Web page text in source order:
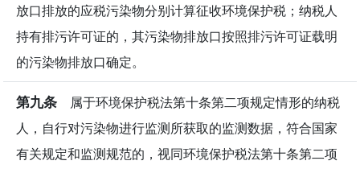
放口排放的应税污染物分别计算征收环境保护税；纳税人
持有排污许可证的，其污染物排放口按照排污许可证载明
的污染物排放口确定。
第九条 属于环境保护税法第十条第二项规定情形的纳税
人，自行对污染物进行监测所获取的监测数据，符合国家
有关规定和监测规范的，视同环境保护税法第十条第二项